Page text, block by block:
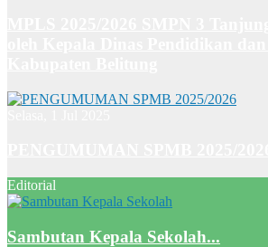
Editorial
Sambutan Kepala Sekolah...